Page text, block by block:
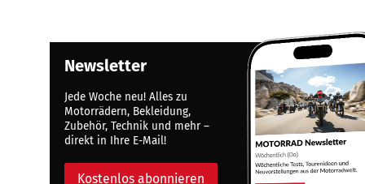
Newsletter
Jede Woche neu! Alles zu
Motorrädern, Bekleidung,
Zubehör, Technik und mehr –
direkt in Ihre E-Mail!
Kostenlos abonnieren